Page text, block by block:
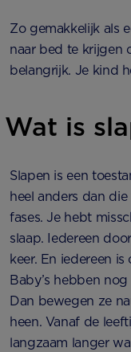
Zo gemakkelijk als
naar bed te krijgen
belangrijk. Je kind
Wat is
Slapen is een
heel anders dan
fases. Je hebt
slaap. Iedereen
keer. En iedereen
Baby’s hebben
Dan bewegen ze
heen. Vanaf de
langzaam langer